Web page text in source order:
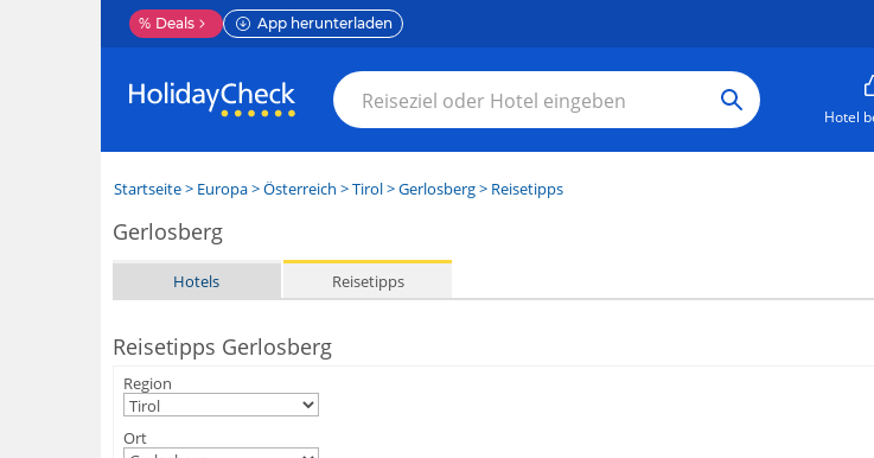
% Deals App herunterladen
Hotel
Startseite> Europa>Österreich >Tirol>Gerlosberg> Reisetipps
Gerlosberg
Hotels Reisetipps
Reisetipps Gerlosberg
Region
Ort